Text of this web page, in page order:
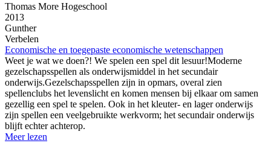
Thomas More Hogeschool
2013
Gunther
Verbelen
Economische en toegepaste economische wetenschappen
Weet je wat we doen?! We spelen een spel dit lesuur!Moderne
gezelschapsspellen als onderwijsmiddel in het secundair
onderwijs.Gezelschapsspellen zijn in opmars, overal zien
spellenclubs het levenslicht en komen mensen bij elkaar om samen
gezellig een spel te spelen. Ook in het kleuter- en lager onderwijs
zijn spellen een veelgebruikte werkvorm; het secundair onderwijs
blijft echter achterop.
Meer lezen